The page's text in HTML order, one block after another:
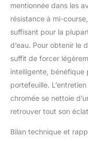
mentionnée dans les
résistance à mi-
suffisant pour la
d’eau. Pour obtenir le
suffit de forcer
intelligente, bénéfique
portefeuille.
chromée se nettoie
retrouver tout son
Bilan technique et